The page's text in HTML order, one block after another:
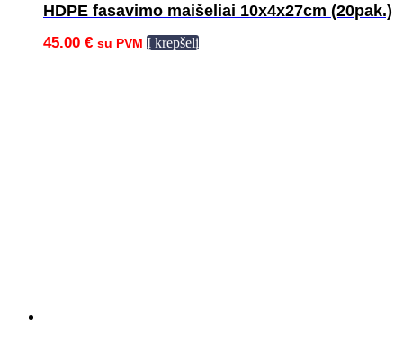
HDPE fasavimo maišeliai 10x4x27cm (20pak.)
45.00 € su PVM Į krepšelį